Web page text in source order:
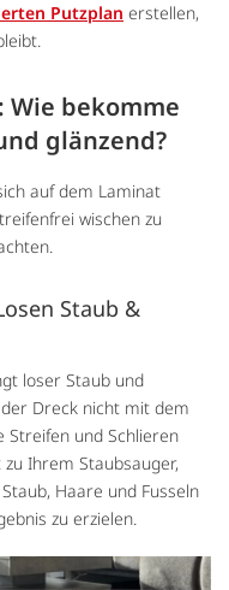
Putzplan erstellen,
bekomme
glänzend?
auf dem Laminat
wischen zu
Staub &
loser Staub und
Dreck nicht mit dem
Streifen und Schlieren
Ihrem Staubsauger,
Haare und Fusseln
zu erzielen.